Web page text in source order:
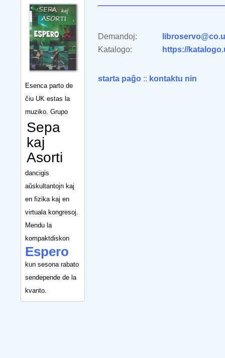
Esenca parto de
ĉiu UK estas la
muziko. Grupo
Sepa
kaj
Asorti
dancigis
aŭskultantojn kaj
en fizika kaj en
virtuala kongresoj.
Mendu la
kompaktdiskon
Espero
kun sesona rabato
sendepende de la
kvanto.
Demandoj:
Katalogo:
https://
starta paĝo :: kontaktu nin